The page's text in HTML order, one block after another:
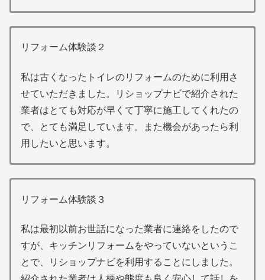
リフォーム体験談２
私は古くなったトイレのリフォームのために利用さ
せていただきました。リショップナビで紹介された
業者はとても対応が早くて丁寧に施工してくれたの
で、とても満足しています。また機会があったら利
用したいと思います。
リフォーム体験談３
私は最初以前お世話になった業者に連絡をしたので
すが、キッチンリフォームをやっていないというこ
とで、リショップナビを利用することにしました。